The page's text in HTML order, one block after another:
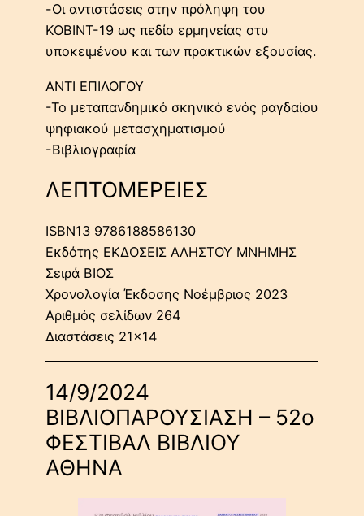
-Οι αντιστάσεις στην πρόληψη του
KOBINT-19 ως πεδίο ερμηνείας οτυ
υποκειμένου και των πρακτικών εξουσίας.
ΑΝΤΙ ΕΠΙΛΟΓΟΥ
-Το μεταπανδημικό σκηνικό ενός ραγδαίου
ψηφιακού μετασχηματισμού
-Βιβλιογραφία
ΛΕΠΤΟΜΕΡΕΙΕΣ
ISBN13 9786188586130
Εκδότης ΕΚΔΟΣΕΙΣ ΑΛΗΣΤΟΥ ΜΝΗΜΗΣ
Σειρά ΒΙΟΣ
Χρονολογία Έκδοσης Νοέμβριος 2023
Αριθμός σελίδων 264
Διαστάσεις 21×14
14/9/2024
ΒΙΒΛΙΟΠΑΡΟΥΣΙΑΣΗ – 52ο
ΦΕΣΤΙΒΑΛ ΒΙΒΛΙΟΥ
ΑΘΗΝΑ